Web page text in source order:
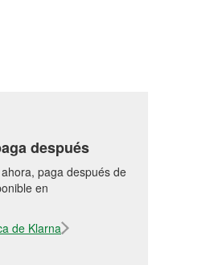
después
paga después de
en
de Klarna